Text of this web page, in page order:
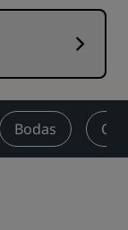
Bodas